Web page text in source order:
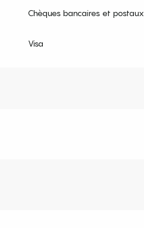
Chèques bancaires et postaux
Visa